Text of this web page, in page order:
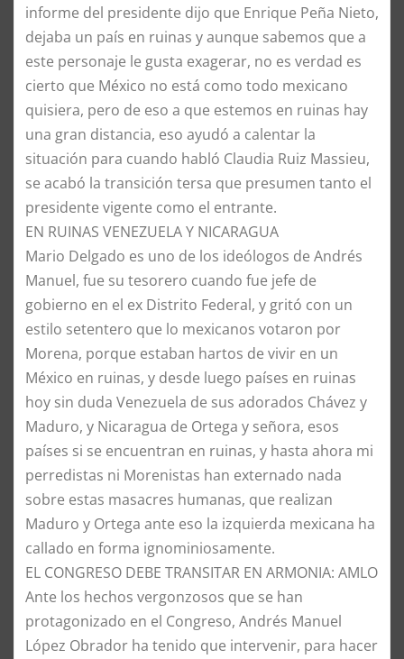
informe del presidente dijo que Enrique Peña Nieto,
dejaba un país en ruinas y aunque sabemos que a
este personaje le gusta exagerar, no es verdad es
cierto que México no está como todo mexicano
quisiera, pero de eso a que estemos en ruinas hay
una gran distancia, eso ayudó a calentar la
situación para cuando habló Claudia Ruiz Massieu,
se acabó la transición tersa que presumen tanto el
presidente vigente como el entrante.
EN RUINAS VENEZUELA Y NICARAGUA
Mario Delgado es uno de los ideólogos de Andrés
Manuel, fue su tesorero cuando fue jefe de
gobierno en el ex Distrito Federal, y gritó con un
estilo setentero que lo mexicanos votaron por
Morena, porque estaban hartos de vivir en un
México en ruinas, y desde luego países en ruinas
hoy sin duda Venezuela de sus adorados Chávez y
Maduro, y Nicaragua de Ortega y señora, esos
países si se encuentran en ruinas, y hasta ahora mi
perredistas ni Morenistas han externado nada
sobre estas masacres humanas, que realizan
Maduro y Ortega ante eso la izquierda mexicana ha
callado en forma ignominiosamente.
EL CONGRESO DEBE TRANSITAR EN ARMONIA: AMLO
Ante los hechos vergonzosos que se han
protagonizado en el Congreso, Andrés Manuel
López Obrador ha tenido que intervenir, para hacer